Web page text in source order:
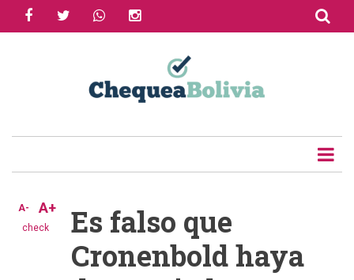
facebooktwitter whatsapp
check
A- A+
Es falso que
Cronenbold haya